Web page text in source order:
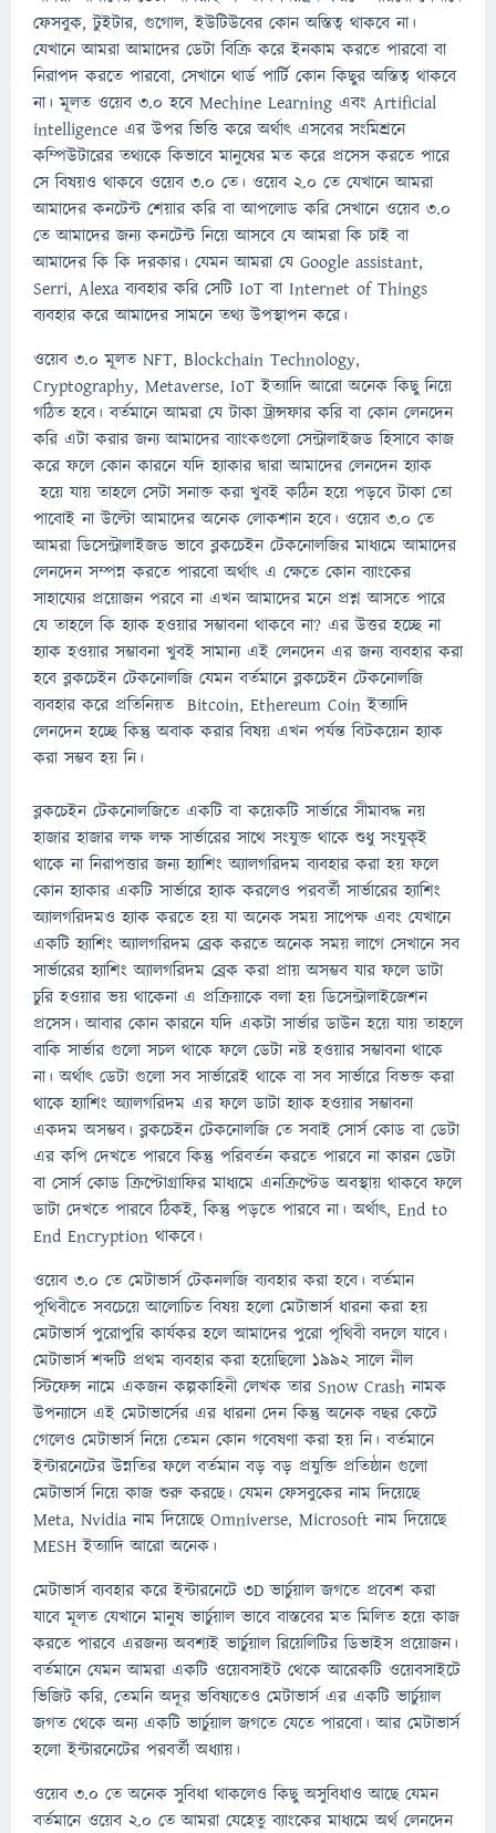
ফেসবুক, টুইটার, গুগোল, ইউটিউবের কোন অস্তিত্ব থাকবে না।
যেখানে আমরা আমাদের ডেটা বিক্রি করে ইনকাম করতে পারবো বা
নিরাপদ করতে পারবো, সেখানে থার্ড পার্টি কোন কিছুর অস্তিত্ব থাকবে
না। মূলত ওয়েব ৩.০ হবে Mechine Learning এবং Artificial
intelligence এর উপর ভিত্তি করে অর্থাৎ এসবের সংমিশ্রনে
কম্পিউটারের তথ্যকে কিভাবে মানুষের মত করে প্রসেস করতে পারে
সে বিষয়ও থাকবে ওয়েব ৩.০ তে। ওয়েব ২.০ তে যেখানে আমরা
আমাদের কনটেন্ট শেয়ার করি বা আপলোড করি সেখানে ওয়েব ৩.০
তে আমাদের জন্য কনটেন্ট নিয়ে আসবে যে আমরা কি চাই বা
আমাদের কি কি দরকার। যেমন আমরা যে Google assistant,
Serri, Alexa ব্যবহার করি সেটি IoT বা Internet of Things
ব্যবহার করে আমাদের সামনে তথ্য উপস্থাপন করে।
ওয়েব ৩.০ মূলত NFT, Blockchain Technology,
Cryptography, Metaverse, IoT ইত্যাদি আরো অনেক কিছু নিয়ে
গঠিত হবে। বর্তমানে আমরা যে টাকা ট্রান্সফার করি বা কোন লেনদেন
করি এটা করার জন্য আমাদের ব্যাংকগুলো সেন্ট্রালাইজড হিসাবে কাজ
করে ফলে কোন কারনে যদি হ্যাকার দ্বারা আমাদের লেনদেন হ্যাক
হয়ে যায় তাহলে সেটা সনাক্ত করা খুবই কঠিন হয়ে পড়বে টাকা তো
পাবোই না উল্টো আমাদের অনেক লোকশান হবে। ওয়েব ৩.০ তে
আমরা ডিসেন্ট্রালাইজড ভাবে ব্লকচেইন টেকনোলজির মাধ্যমে আমাদের
লেনদেন সম্পন্ন করতে পারবো অর্থাৎ এ ক্ষেতে কোন ব্যাংকের
সাহায্যের প্রয়োজন পরবে না এখন আমাদের মনে প্রশ্ন আসতে পারে
যে তাহলে কি হ্যাক হওয়ার সম্ভাবনা থাকবে না? এর উত্তর হচ্ছে না
হ্যাক হওয়ার সম্ভাবনা খুবই সামান্য এই লেনদেন এর জন্য ব্যবহার করা
হবে ব্লকচেইন টেকনোলজি যেমন বর্তমানে ব্লকচেইন টেকনোলজি
ব্যবহার করে প্রতিনিয়ত Bitcoin, Ethereum Coin ইত্যাদি
লেনদেন হচ্ছে কিন্তু অবাক করার বিষয় এখন পর্যন্ত বিটকয়েন হ্যাক
করা সম্ভব হয় নি।
ব্লকচেইন টেকনোলজিতে একটি বা কয়েকটি সার্ভারে সীমাবদ্ধ নয়
হাজার হাজার লক্ষ লক্ষ সার্ভারের সাথে সংযুক্ত থাকে শুধু সংযুক্ই
থাকে না নিরাপত্তার জন্য হ্যাশিং অ্যালগরিদম ব্যবহার করা হয় ফলে
কোন হ্যাকার একটি সার্ভারে হ্যাক করলেও পরবর্তী সার্ভারের হ্যাশিং
অ্যালগরিদমও হ্যাক করতে হয় যা অনেক সময় সাপেক্ষ এবং যেখানে
একটি হ্যাশিং অ্যালগরিদম ব্রেক করতে অনেক সময় লাগে সেখানে সব
সার্ভারের হ্যাশিং অ্যালগরিদম ব্রেক করা প্রায় অসম্ভব যার ফলে ডাটা
চুরি হওয়ার ভয় থাকেনা এ প্রক্রিয়াকে বলা হয় ডিসেন্ট্রালাইজেশন
প্রসেস। আবার কোন কারনে যদি একটা সার্ভার ডাউন হয়ে যায় তাহলে
বাকি সার্ভার গুলো সচল থাকে ফলে ডেটা নষ্ট হওয়ার সম্ভাবনা থাকে
না। অর্থাৎ ডেটা গুলো সব সার্ভারেই থাকে বা সব সার্ভারে বিভক্ত করা
থাকে হ্যাশিং অ্যালগরিদম এর ফলে ডাটা হ্যাক হওয়ার সম্ভাবনা
একদম অসম্ভব। ব্লকচেইন টেকনোলজি তে সবাই সোর্স কোড বা ডেটা
এর কপি দেখতে পারবে কিন্তু পরিবর্তন করতে পারবে না কারন ডেটা
বা সোর্স কোড ক্রিপ্টোগ্রাফির মাধ্যমে এনক্রিপ্টেড অবস্থায় থাকবে ফলে
ডাটা দেখতে পারবে ঠিকই, কিন্তু পড়তে পারবে না। অর্থাৎ, End to
End Encryption থাকবে।
ওয়েব ৩.০ তে মেটাভার্স টেকনলজি ব্যবহার করা হবে। বর্তমান
পৃথিবীতে সবচেয়ে আলোচিত বিষয় হলো মেটাভার্স ধারনা করা হয়
মেটাভার্স পুরোপুরি কার্যকর হলে আমাদের পুরো পৃথিবী বদলে যাবে।
মেটাভার্স শব্দটি প্রথম ব্যবহার করা হয়েছিলো ১৯৯২ সালে নীল
স্টিফেন্স নামে একজন কল্পকাহিনী লেখক তার Snow Crash নামক
উপন্যাসে এই মেটাভার্সের এর ধারনা দেন কিন্তু অনেক বছর কেটে
গেলেও মেটাভার্স নিয়ে তেমন কোন গবেষণা করা হয় নি। বর্তমানে
ইন্টারনেটের উন্নতির ফলে বর্তমান বড় বড় প্রযুক্তি প্রতিষ্ঠান গুলো
মেটাভার্স নিয়ে কাজ শুরু করছে। যেমন ফেসবুকের নাম দিয়েছে
Meta, Nvidia নাম দিয়েছে Omniverse, Microsoft নাম দিয়েছে
MESH ইত্যাদি আরো অনেক।
মেটাভার্স ব্যবহার করে ইন্টারনেটে 3D ভার্চুয়াল জগতে প্রবেশ করা
যাবে মূলত যেখানে মানুষ ভার্চুয়াল ভাবে বাস্তবের মত মিলিত হয়ে কাজ
করতে পারবে এরজন্য অবশ্যই ভার্চুয়াল রিয়েলিটির ডিভাইস প্রয়োজন।
বর্তমানে যেমন আমরা একটি ওয়েবসাইট থেকে আরেকটি ওয়েবসাইটে
ভিজিট করি, তেমনি অদূর ভবিষ্যতেও মেটাভার্স এর একটি ভার্চুয়াল
জগত থেকে অন্য একটি ভার্চুয়াল জগতে যেতে পারবো। আর মেটাভার্স
হলো ইন্টারনেটের পরবর্তী অধ্যায়।
ওয়েব ৩.০ তে অনেক সুবিধা থাকলেও কিছু অসুবিধাও আছে যেমন
বর্তমানে ওয়েব ২.০ তে আমরা যেহেতু ব্যাংকের মাধ্যমে অর্থ লেনদেন